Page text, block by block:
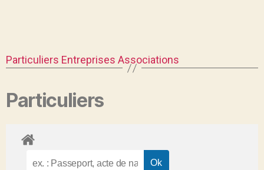
Particuliers Entreprises Associations
Particuliers